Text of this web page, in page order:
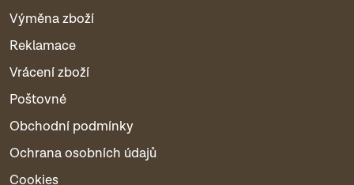
Výměna zboží
Reklamace
Vrácení zboží
Poštovné
Obchodní podmínky
Ochrana osobních údajů
Cookies